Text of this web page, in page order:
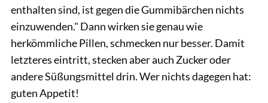
enthalten sind, ist gegen die Gummibärchen nichts
einzuwenden." Dann wirken sie genau wie
herkömmliche Pillen, schmecken nur besser. Damit
letzteres eintritt, stecken aber auch Zucker oder
andere Süßungsmittel drin. Wer nichts dagegen hat:
guten Appetit!